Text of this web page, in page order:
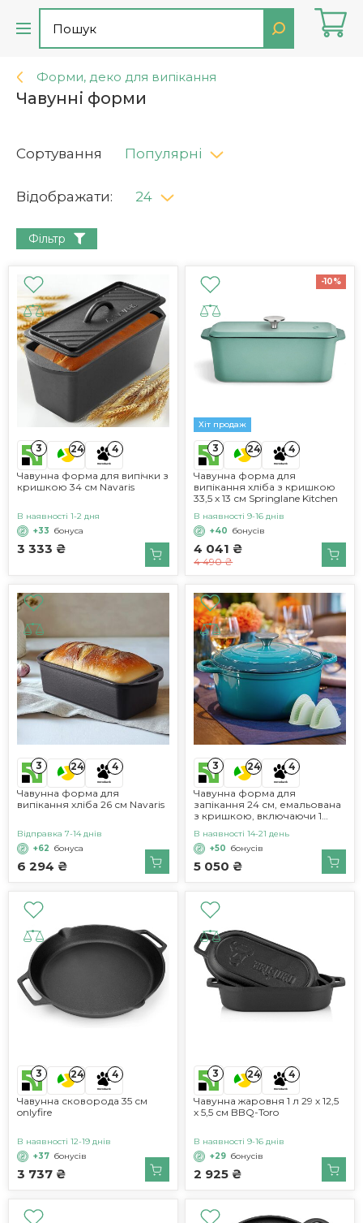
Форми, деко для випікання
Чавунні форми
Сортування Популярні
Відображати: 24
Фільтр
3 24 4
Чавунна форма для випічки з
кришкою 34 см Navaris
3 333 ₴
В наявності 1-2 дня
+33 бонуса
Хіт продаж
3 24 4
Чавунна форма для
випікання хліба з кришкою
33,5 x 13 см Springlane Kitchen
-10%
4 041 ₴
4 490 ₴
В наявності 9-16 днів
+40 бонусів
3 24 4
Чавунна форма для
випікання хліба 26 см Navaris
6 294 ₴
Відправка 7-14 днів
+62 бонуса
3 24 4
Чавунна форма для
запікання 24 см, емальована
з кришкою, включаючи 1
Nilpferd
5 050 ₴
В наявності 14-21 день
+50 бонусів
3 24 4
Чавунна сковорода 35 см
onlyfire
3 737 ₴
В наявності 12-19 днів
+37 бонусів
3 24 4
Чавунна жаровня 1 л 29 х 12,5
х 5,5 см BBQ-Toro
2 925 ₴
В наявності 9-16 днів
+29 бонусів